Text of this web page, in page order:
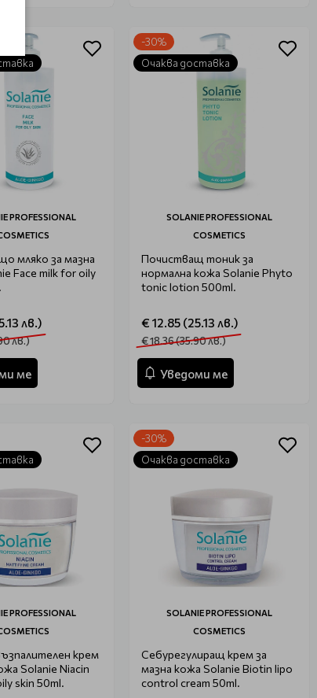
PROFESSIONAL
мляко за мазна
Face milk for oily
лв.)
лв.)
ме
-30%
Очаква доставка
SOLANIE PROFESSIONAL
COSMETICS
Почистващ тоник за
нормална кожа Solanie Phyto
tonic lotion 500ml.
€ 12.85 (25.13 лв.)
€ 18.36 (35.90 лв.)
Уведоми ме
PROFESSIONAL
крем
Solanie Niacin
skin 50ml.
-30%
Очаква доставка
SOLANIE PROFESSIONAL
COSMETICS
Себурегулиращ крем за
мазна кожа Solanie Biotin lipo
control cream 50ml.